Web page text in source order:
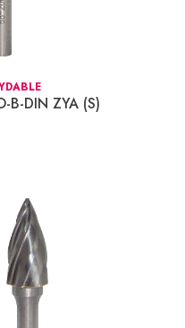
B-DIN ZYA (S)